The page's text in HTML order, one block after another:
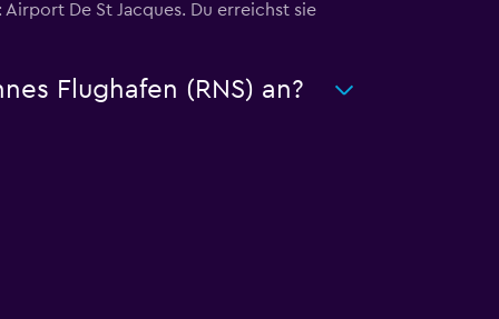
De St Jacques. Du erreichst sie
Flughafen (RNS) an?